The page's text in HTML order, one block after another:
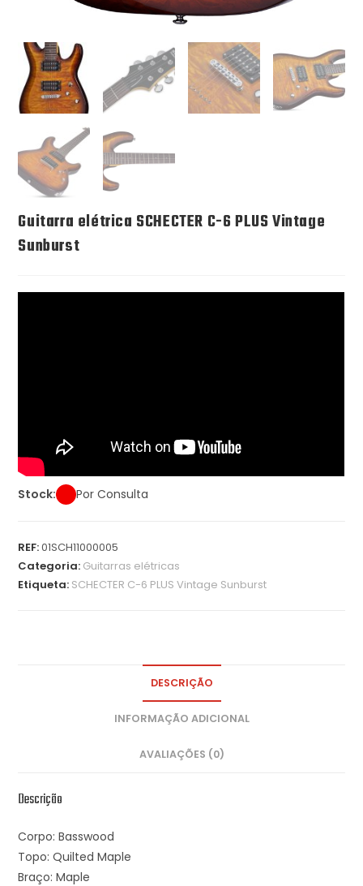
Guitarra elétrica SCHECTER C-6 PLUS Vintage
Sunburst
Stock: Por Consulta
REF:01SCH11000005
Categoria: Guitarras elétricas
Etiqueta: SCHECTER C-6 PLUS Vintage Sunburst
DESCRIÇÃO
INFORMAÇÃO ADICIONAL
AVALIAÇÕES (0)
Descrição
Corpo: Basswood
Topo: Quilted Maple
Braço: Maple